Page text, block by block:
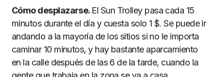
Cómo desplazarse. El Sun Trolley pasa cada 15
minutos durante el día y cuesta solo 1 $. Se puede ir
andando a la mayoría de los sitios si no le importa
caminar 10 minutos, y hay bastante aparcamiento
en la calle después de las 6 de la tarde, cuando la